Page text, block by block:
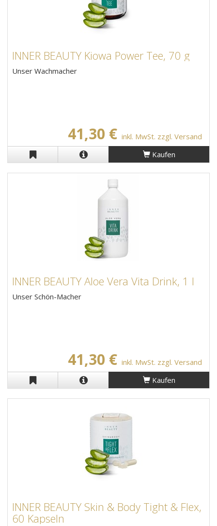
INNER BEAUTY Kiowa Power Tee, 70 g
Unser Wachmacher
41,30 € inkl. MwSt. zzgl. Versand
Kaufen
INNER BEAUTY Aloe Vera Vita Drink, 1 l
Unser Schön-Macher
41,30 € inkl. MwSt. zzgl. Versand
Kaufen
INNER BEAUTY Skin & Body Tight & Flex,
60 Kapseln